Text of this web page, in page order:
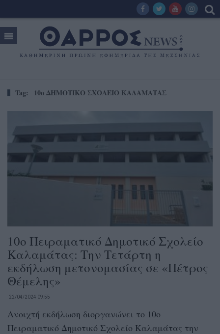
Tag: 10ο ΔΗΜΟΤΙΚΟ ΣΧΟΛΕΙΟ ΚΑΛΑΜΑΤΑΣ
10ο Πειραματικό Δημοτικό Σχολείο
Καλαμάτας: Την Τετάρτη η
εκδήλωση μετονομασίας σε «Πέτρος
Θέμελης»
22/04/2024 09:55
Ανοιχτή εκδήλωση διοργανώνει το 10ο
Πειραματικό Δημοτικό Σχολείο Καλαμάτας την